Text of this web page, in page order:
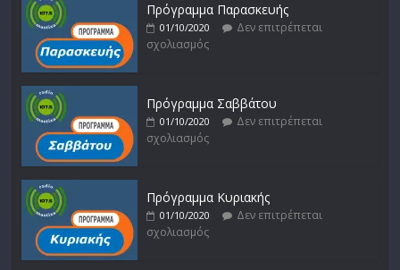
Πρόγραμμα Παρασκευής
01/10/2020
Δεν επιτρέπεται
σχολιασμός
Πρόγραμμα Σαββάτου
01/10/2020
Δεν επιτρέπεται
σχολιασμός
Πρόγραμμα Κυριακής
01/10/2020
Δεν επιτρέπεται
σχολιασμός